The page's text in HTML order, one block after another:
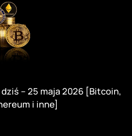
– 25 maja 2026 [Bitcoin,
i inne]